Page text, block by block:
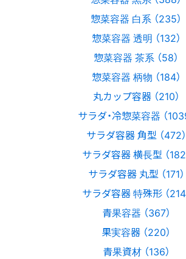
惣菜容器 白系 （235）
惣菜容器 透明 （132）
惣菜容器 茶系 （58）
惣菜容器 柄物 （184）
丸カップ容器 （210）
サラダ・冷惣菜容器 （
サラダ容器 角型 （472）
サラダ容器 横長型 （182
サラダ容器 丸型 （171）
サラダ容器 特殊形 （214
青果容器 （367）
果実容器 （220）
青果資材 （136）